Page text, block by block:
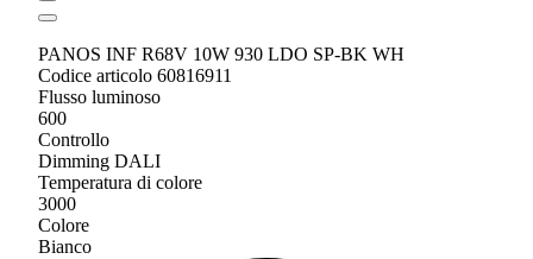
PANOS INF R68V 10W 930 LDO SP-BK WH
Codice articolo 60816911
Flusso luminoso
600
Controllo
Dimming DALI
Temperatura di colore
3000
Colore
Bianco